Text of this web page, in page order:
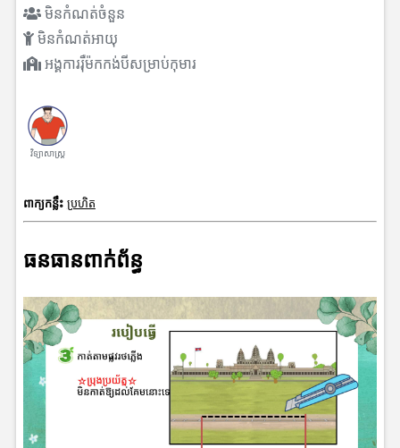
មិនកំណត់ចំនួន
មិនកំណត់អាយុ
អង្គការរ៉ឺម៉កកង់បីសម្រាប់កុមារ
វិទ្យាសាស្រ្ត
ពាក្យកន្លឹះ ប្រហិត
ធនធានពាក់ព័ន្ធ